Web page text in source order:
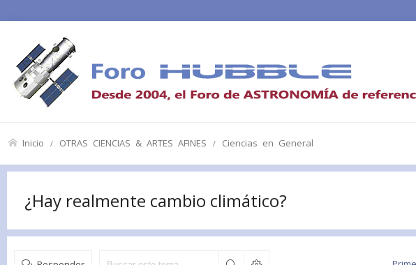
Inicio OTRAS CIENCIAS & ARTES AFINES Ciencias en General
¿Hay realmente cambio climático?